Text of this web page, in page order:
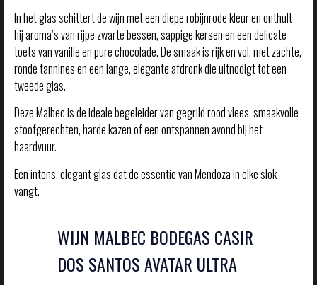
In het glas schittert de wijn met een diepe robijnrode kleur en onthult
hij aroma’s van rijpe zwarte bessen, sappige kersen en een delicate
toets van vanille en pure chocolade. De smaak is rijk en vol, met zachte,
ronde tannines en een lange, elegante afdronk die uitnodigt tot een
tweede glas.
Deze Malbec is de ideale begeleider van gegrild rood vlees, smaakvolle
stoofgerechten, harde kazen of een ontspannen avond bij het
haardvuur.
Een intens, elegant glas dat de essentie van Mendoza in elke slok
vangt.
WIJN MALBEC BODEGAS CASIR
DOS SANTOS AVATAR ULTRA